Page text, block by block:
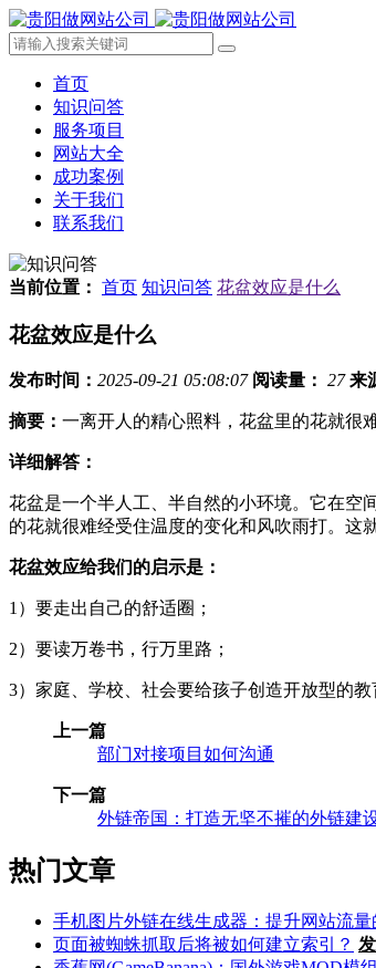
首页
知识问答
服务项目
网站大全
成功案例
关于我们
联系我们
当前位置： 首页 知识问答 花盆效应是什么
花盆效应是什么
发布时间： 2025-09-21 05:08:07 阅读量： 27 来
摘要： 一离开人的精心照料，花盆里的花就很
详细解答：
花盆是一个半人工、半自然的小环境。它在空
的花就很难经受住温度的变化和风吹雨打。这
花盆效应给我们的启示是：
1）要走出自己的舒适圈；
2）要读万卷书，行万里路；
3）家庭、学校、社会要给孩子创造开放型的教
上一篇
部门对接项目如何沟通
下一篇
外链帝国：打造无坚不摧的外链建
热门文章
手机图片外链在线生成器：提升网站流
页面被蜘蛛抓取后将被如何建立索引？